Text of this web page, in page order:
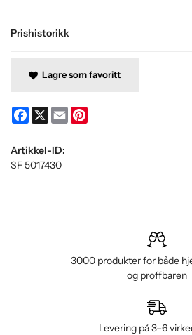
Prishistorikk
Lagre som favoritt
Facebook
X Email
Artikkel-ID:
SF 5017430
3000 produkter for både
og proffbaren
Levering på 3–6